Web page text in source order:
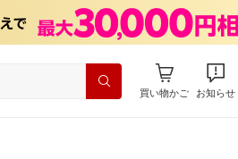
買い物かご お知らせ